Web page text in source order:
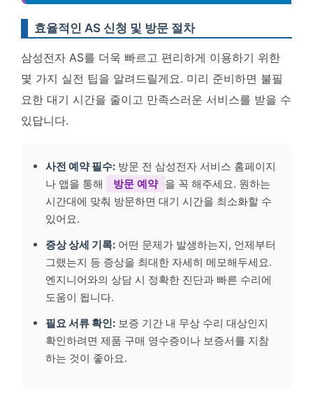
효율적인 AS 신청 및 방문 절차
삼성전자 AS를 더욱 빠르고 편리하게 이용하기 위한
몇 가지 실전 팁을 알려드릴게요. 미리 준비하면 불필
요한 대기 시간을 줄이고 만족스러운 서비스를 받을 수
있답니다.
사전 예약 필수: 방문 전 삼성전자 서비스 홈페이지
나 앱을 통해
방문 예약 을 꼭 해주세요. 원하는
시간대에 맞춰 방문하면 대기 시간을 최소화할 수
있어요.
증상 상세 기록: 어떤 문제가 발생하는지, 언제부터
그랬는지 등 증상을 최대한 자세히 메모해두세요.
엔지니어와의 상담 시 정확한 진단과 빠른 수리에
도움이 됩니다.
필요 서류 확인: 보증 기간 내 무상 수리 대상인지
확인하려면 제품 구매 영수증이나 보증서를 지참
하는 것이 좋아요.